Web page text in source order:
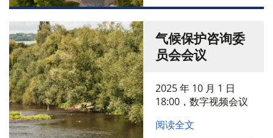
气候保护咨询委
员会会议
2025 年 10 月 1 日
18:00，数字视频会议
阅读全文